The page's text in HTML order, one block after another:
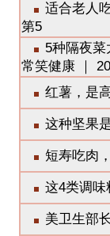
适合老人
第5
5种隔夜
常笑健康 ｜
红薯，是
这种坚果
短寿吃肉
这4类调味
美卫生部